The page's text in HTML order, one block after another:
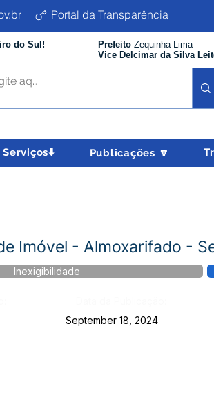
Portal da Transparência
do Sul! Prefeito Zequinha Lima
Vice Delcimar da Silva
Serviços⬇️ Publicações 🔽
Imóvel - Almoxarifado -
Inexigibilidade
September 18, 2024